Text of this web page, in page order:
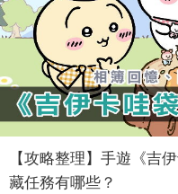
【攻略整理】手遊《吉
藏任務有哪些？